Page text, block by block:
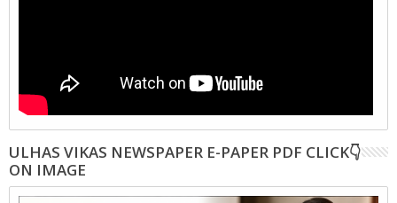
ULHAS VIKAS NEWSPAPER E-PAPER PDF CLICK👇
ON IMAGE